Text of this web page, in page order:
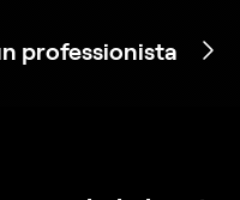
professionista